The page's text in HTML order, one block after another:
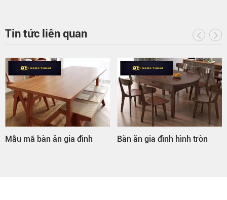
Tin tức liên quan
Mẫu mã bàn ăn gia đình Bàn ăn gia đình hình tròn